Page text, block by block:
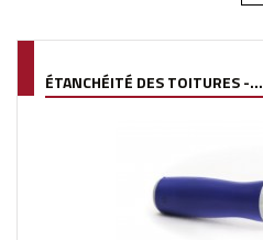
ÉTANCHÉITÉ DES TOITURES -...